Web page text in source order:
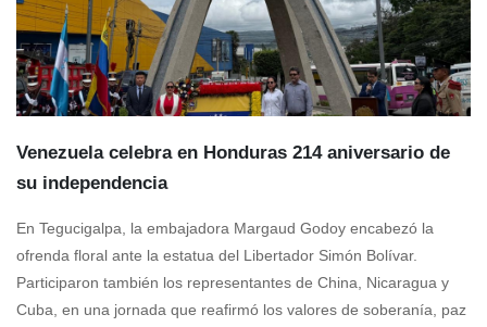
Venezuela celebra en Honduras 214 aniversario de
su independencia
En Tegucigalpa, la embajadora Margaud Godoy encabezó la
ofrenda floral ante la estatua del Libertador Simón Bolívar.
Participaron también los representantes de China, Nicaragua y
Cuba, en una jornada que reafirmó los valores de soberanía, paz